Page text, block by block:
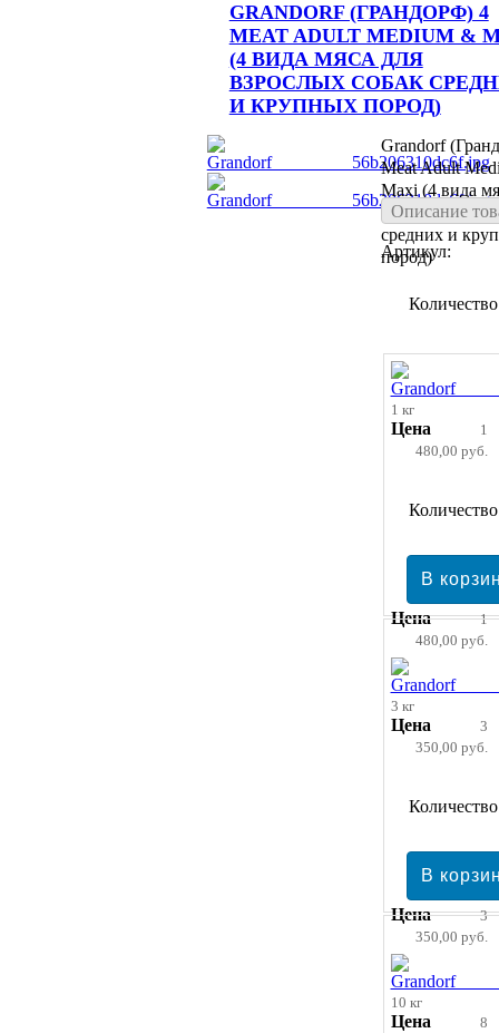
GRANDORF (ГРАНДОРФ) 4
MEAT ADULT MEDIUM &
(4 ВИДА МЯСА ДЛЯ
ВЗРОСЛЫХ СОБАК
И КРУПНЫХ ПОРОД)
Grandorf
Meat Adult
Maxi (4 вида
взрослых собак
средних и
пород)
Описание
Артикул:
1 кг
Цена
1
480,00 руб.
Цена
1
480,00 руб.
3 кг
Цена
3
350,00 руб.
Цена
3
350,00 руб.
10 кг
Цена
8